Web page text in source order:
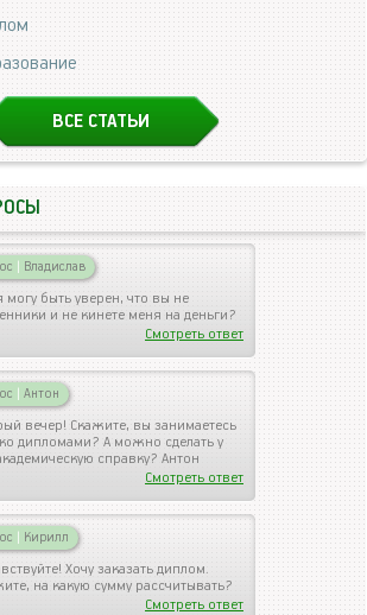
ВСЕ СТАТЬИ
| Владислав
могу быть уверен, что вы не
и не кинете меня на деньги?
Смотреть ответ
| Антон
вечер! Скажите, вы занимаетесь
дипломами? А можно сделать у
справку? Антон
Смотреть ответ
| Кирилл
Хочу заказать диплом.
на какую сумму рассчитывать?
Смотреть ответ